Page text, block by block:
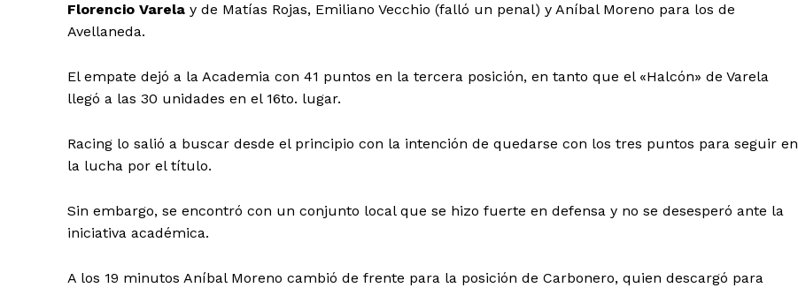
Florencio Varela y de Matías Rojas, Emiliano Vecchio (falló un penal) y Aníbal Moreno para los de
Avellaneda.
El empate dejó a la Academia con 41 puntos en la tercera posición, en tanto que el «Halcón» de Varela
llegó a las 30 unidades en el 16to. lugar.
Racing lo salió a buscar desde el principio con la intención de quedarse con los tres puntos para seguir en
la lucha por el título.
Sin embargo, se encontró con un conjunto local que se hizo fuerte en defensa y no se desesperó ante la
iniciativa académica.
A los 19 minutos Aníbal Moreno cambió de frente para la posición de Carbonero, quien descargó para